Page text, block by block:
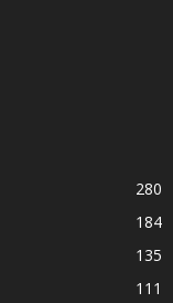
280
184
135
111